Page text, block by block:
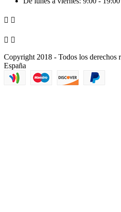
 
 
Copyright 2018 - Todos los derechos
España